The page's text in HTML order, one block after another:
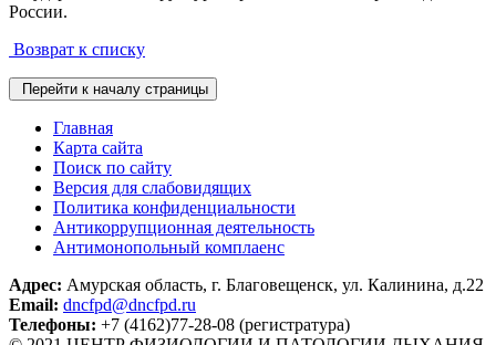
России.
Возврат к списку
Перейти к началу страницы
Главная
Карта сайта
Поиск по сайту
Версия для слабовидящих
Политика конфиденциальности
Антикоррупционная деятельность
Антимонопольный комплаенс
Адрес: Амурская область, г. Благовещенск, ул. Калинина, д.22
Email: dncfpd@dncfpd.ru
Телефоны: +7 (4162)77-28-08 (регистратура)